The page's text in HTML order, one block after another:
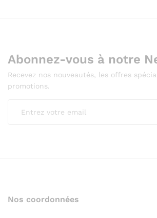
Abonnez-vous à notre
Recevez nos nouveautés, les offres
promotions.
Nos coordonnées